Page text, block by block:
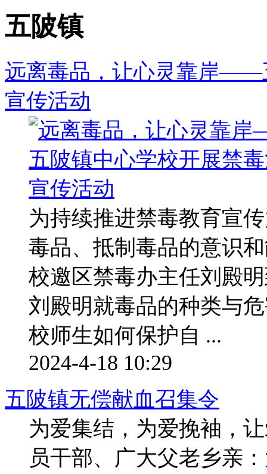
五陂镇
远离毒品，让心灵靠岸——
宣传活动
为持续推进禁毒教育宣
毒品、抵制毒品的意识
校邀区禁毒办主任刘殿
刘殿明就毒品的种类与
校师生如何保护自 ...
2024-4-18 10:29
五陂镇无偿献血召集令
为爱集结，为爱挽袖，
员干部、广大父老乡亲